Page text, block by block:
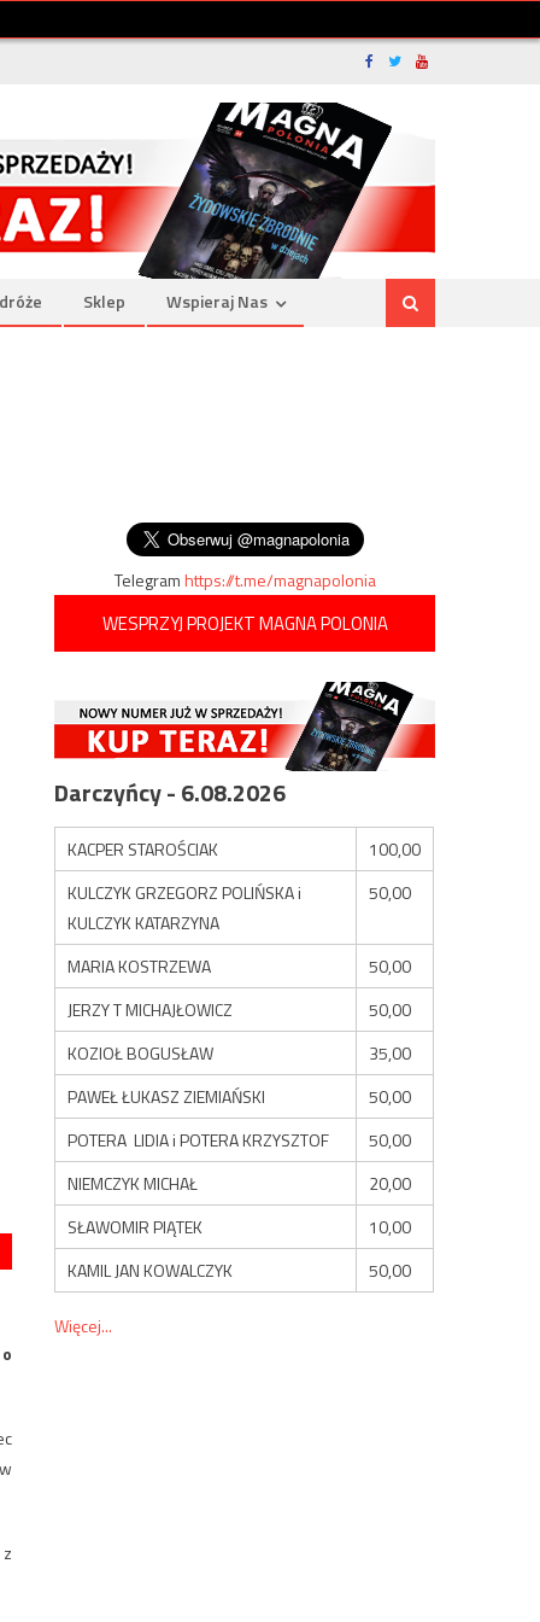
Sklep Wspieraj Nas
Telegramhttps://t.me/magnapolonia
WESPRZYJ PROJEKT MAGNA POLONIA
Darczyńcy - 6.08.2026
KACPER STAROŚCIAK
100,00
KULCZYK GRZEGORZ POLIŃSKA i
KULCZYK KATARZYNA
50,00
MARIA KOSTRZEWA
50,00
JERZY T MICHAJŁOWICZ
50,00
KOZIOŁ BOGUSŁAW
35,00
PAWEŁ ŁUKASZ ZIEMIAŃSKI
50,00
POTERA LIDIA i POTERA KRZYSZTOF
50,00
NIEMCZYK MICHAŁ
20,00
SŁAWOMIR PIĄTEK
10,00
KAMIL JAN KOWALCZYK
50,00
Więcej...